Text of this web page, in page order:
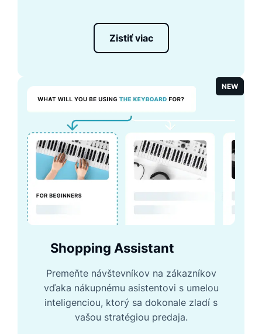
Zistiť viac
NEW
Shopping Assistant
Premeňte návštevníkov na zákazníkov
vďaka nákupnému asistentovi s umelou
inteligenciou, ktorý sa dokonale zladí s
vašou stratégiou predaja.